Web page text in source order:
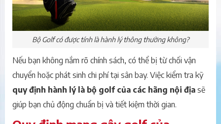
Bộ Golf có được tính là hành lý thông thường không?
Nếu bạn không nắm rõ chính sách, có thể bị từ chối vận
chuyển hoặc phát sinh chi phí tại sân bay. Việc kiểm tra kỹ
quy định hành lý là bộ golf của các hãng nội địa sẽ
giúp bạn chủ động chuẩn bị và tiết kiệm thời gian.